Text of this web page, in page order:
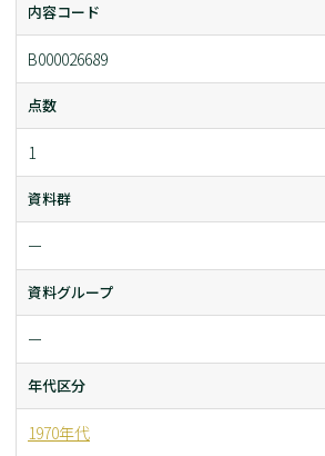
内容コード
B000026689
点数
1
資料群
ー
資料グループ
ー
年代区分
1970年代